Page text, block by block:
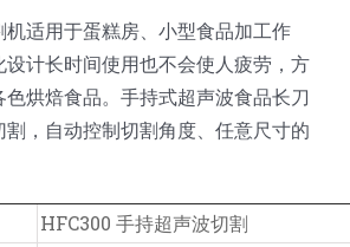
适用于蛋糕房、小型食品加工作
计长时间使用也不会使人疲劳，方
烘焙食品。手持式超声波食品长刀
，自动控制切割角度、任意尺寸的
HFC300 手持超声波切割